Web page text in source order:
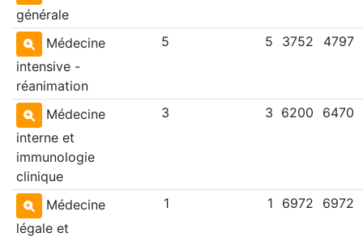
générale
Médecine
intensive -
réanimation
5 5 3752 4797
Médecine
interne et
immunologie
clinique
3 3 6200 6470
Médecine
légale et
1 1 6972 6972